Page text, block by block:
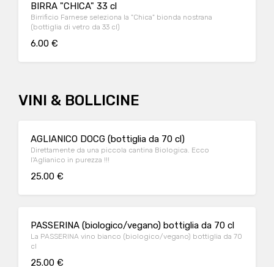
BIRRA "CHICA" 33 cl
Birrificio Farnese seleziona la "Chica" bionda nostrana
(bottiglia di vetro da 33 cl)
6.00 €
VINI & BOLLICINE
AGLIANICO DOCG (bottiglia da 70 cl)
Direttamente da una piccola cantina Biologica. Ecco
l'Aglianico in purezza !!!
25.00 €
PASSERINA (biologico/vegano) bottiglia da 70 cl
La PASSERINA vino bianco (biologico/vegano) bottiglia da 70
cl
25.00 €